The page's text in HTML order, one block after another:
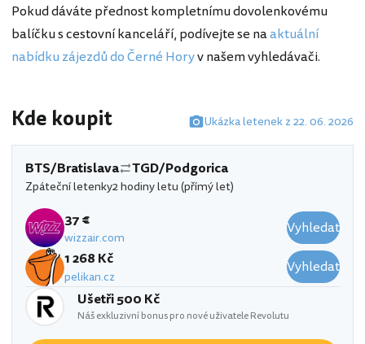
Pokud dáváte přednost kompletnímu dovolenkovému
balíčku s cestovní kanceláří, podívejte se naaktuální
nabídku zájezdů do Černé Horyv našem vyhledávači.
Kde koupit Ukázka letenek z 22. 06. 2026
BTS/Bratislava TGD/Podgorica
Zpáteční letenky2 hodiny letu (přímý let)
37 €
wizzair.com
Vyhledat
1 268 Kč
pelikan.cz
Vyhledat
Ušetři 500 Kč
Náš exkluzivní bonus pro nové uživatele Revolutu